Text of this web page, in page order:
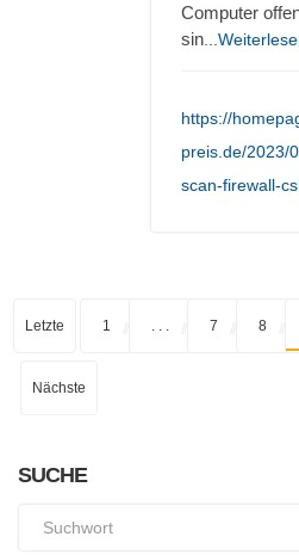
Computer
sin
https://
preis.de/2023/
scan-firewall-
Letzte 1 7 8
Nächste
SUCHE